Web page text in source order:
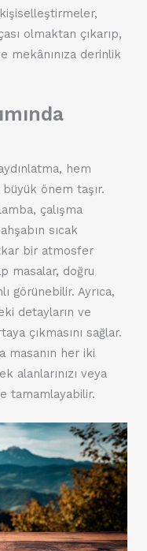
olmaktan çıkarıp,
mekânınıza derinlik
hem
önem taşır.
çalışma
sıcak
bir atmosfer
masalar, doğru
görünebilir. Ayrıca,
detayların ve
çıkmasını sağlar.
masanın her iki
alanlarınızı veya
tamamlayabilir.